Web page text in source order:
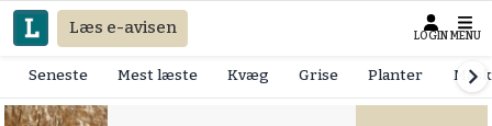
Læs e-avisen LOGIN MENU
Seneste Mest læste Kvæg Grise Planter